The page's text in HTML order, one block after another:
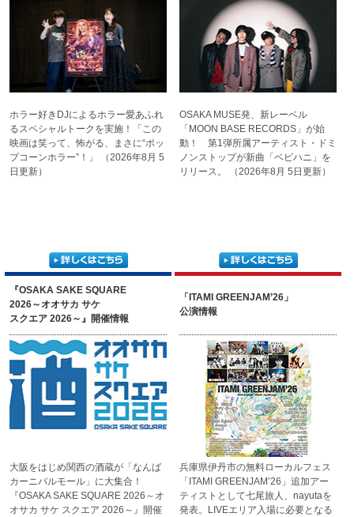
ホラー好きDJによるホラー愛あふれ
るスペシャル トークを実施！「この
映画は笑って、怖がる、まさに“ポッ
プコーンホラー”！」
（2026年8月 5
日更新）
OSAKA MUSE発、新レーベル
「MOON BASE RECORDS」が始
動！ 第1弾所属アーティス ト・ドミ
ノンストップが新曲 「ベビハニ」を
リリース。
（2026年8月 5日更新）
『OSAKA SAKE SQUARE
2026～オオサカ サケ
スクエア 2026～』開催情報
大阪をはじめ関西の酒蔵が「なんば
カーニバルモール」に大集合！
『OSAKA SAKE SQUARE 2026 ～オ
オサカ サケ スクエア 2026～』開催
「ITAMI GREENJAM’26」
公演情報
兵庫県伊丹市の無料ローカルフェス
「ITAMI GREENJAM’26」追加アー
ティストとして七尾旅人、nayutaを
発表。LIVEエリ ア入場に必要となる